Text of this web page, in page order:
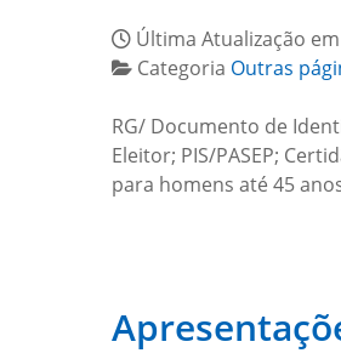
Última Atualização em
Categoria Outras
RG/ Documento de
Eleitor; PIS/PASEP;
para homens até 45